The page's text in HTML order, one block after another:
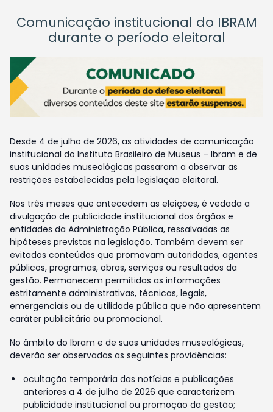
Comunicação institucional do IBRAM
durante o período eleitoral
Desde 4 de julho de 2026, as atividades de comunicação
institucional do Instituto Brasileiro de Museus – Ibram e de
suas unidades museológicas passaram a observar as
restrições estabelecidas pela legislação eleitoral.
Nos três meses que antecedem as eleições, é vedada a
divulgação de publicidade institucional dos órgãos e
entidades da Administração Pública, ressalvadas as
hipóteses previstas na legislação. Também devem ser
evitados conteúdos que promovam autoridades, agentes
públicos, programas, obras, serviços ou resultados da
gestão. Permanecem permitidas as informações
estritamente administrativas, técnicas, legais,
emergenciais ou de utilidade pública que não apresentem
caráter publicitário ou promocional.
No âmbito do Ibram e de suas unidades museológicas,
deverão ser observadas as seguintes providências:
ocultação temporária das notícias e publicações
anteriores a 4 de julho de 2026 que caracterizem
publicidade institucional ou promoção da gestão;